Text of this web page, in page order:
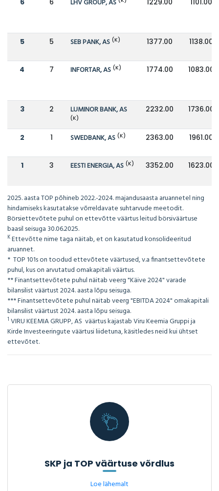
LHV GROUP, AS
5 5 SEB PANK, AS (K) 1377.00 1138.00
4 7 INFORTAR, AS (K) 1774.00 1083.00
3 2 LUMINOR BANK, AS
(K)
2232.00 1736.00
2 1 SWEDBANK, AS (K) 2363.00 1961.00
1 3 EESTI ENERGIA, AS (K) 3352.00 1623.00
2025. aasta TOP põhineb 2022.-2024. majandusaasta aruannetel ning
hindamiseks kasutatakse võrreldavate suhtarvude meetodit.
Börsiettevõtete puhul on ettevõtte väärtus leitud börsiväärtuse
baasil seisuga 30.06.2025.
KEttevõtte nime taga näitab, et on kasutatud konsolideeritud
aruannet.
* TOP 101s on toodud ettevõtete väärtused, v.a finantsettevõtete
puhul, kus on arvutatud omakapitali väärtus.
** Finantsettevõtete puhul näitab veerg "Käive 2024" varade
bilansilist väärtust 2024. aasta lõpu seisuga.
*** Finantsettevõtete puhul näitab veerg "EBITDA 2024" omakapitali
bilansilist väärtust 2024. aasta lõpu seisuga.
1 VIRU KEEMIA GRUPP, AS väärtus kajastab Viru Keemia Gruppi ja
Kirde Investeeringute väärtusi liidetuna, käsitledes neid kui ühtset
ettevõtet.
SKP ja TOP väärtuse võrdlus
Loe lähemalt